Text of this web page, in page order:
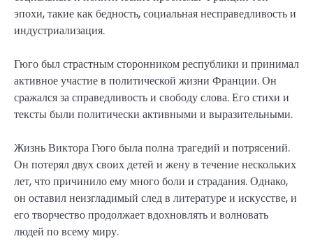
эпохи, такие как бедность, социальная несправедливость и
индустриализация.
Гюго был страстным сторонником республики и принимал
активное участие в политической жизни Франции. Он
сражался за справедливость и свободу слова. Его стихи и
тексты были политически активными и выразительными.
Жизнь Виктора Гюго была полна трагедий и потрясений.
Он потерял двух своих детей и жену в течение нескольких
лет, что причинило ему много боли и страдания. Однако,
он оставил неизгладимый след в литературе и искусстве, и
его творчество продолжает вдохновлять и волновать
людей по всему миру.